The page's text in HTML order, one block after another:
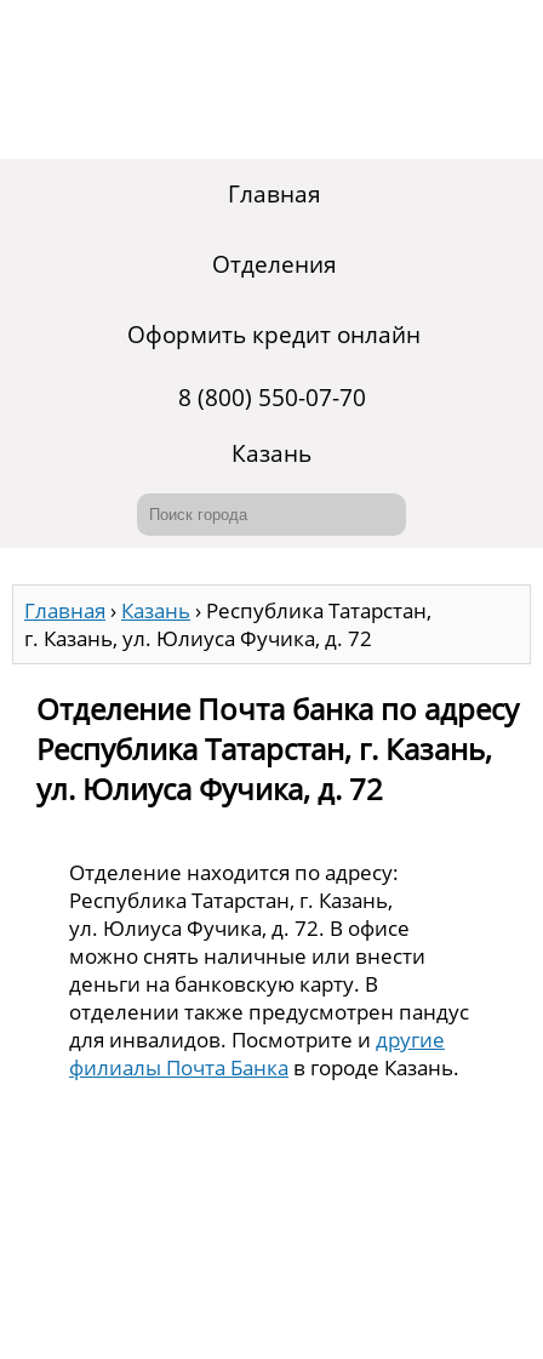
Главная
Отделения
Оформить кредит онлайн
8 (800) 550-07-70
Казань
Главная › Казань › Республика Татарстан,
г. Казань, ул. Юлиуса Фучика, д. 72
Отделение Почта банка по адресу
Республика Татарстан, г. Казань,
ул. Юлиуса Фучика, д. 72
Отделение находится по адресу:
Республика Татарстан, г. Казань,
ул. Юлиуса Фучика, д. 72. В офисе
можно снять наличные или внести
деньги на банковскую карту. В
отделении также предусмотрен пандус
для инвалидов. Посмотрите идругие
филиалы Почта Банка в городе Казань.